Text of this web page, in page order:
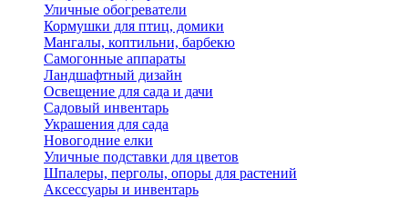
Уличные обогреватели
Кормушки для птиц, домики
Мангалы, коптильни, барбекю
Самогонные аппараты
Ландшафтный дизайн
Освещение для сада и дачи
Садовый инвентарь
Украшения для сада
Новогодние елки
Уличные подставки для цветов
Шпалеры, перголы, опоры для растений
Аксессуары и инвентарь